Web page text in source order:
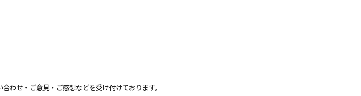
わせ・ ご意見・ご感想などを受け付けております。